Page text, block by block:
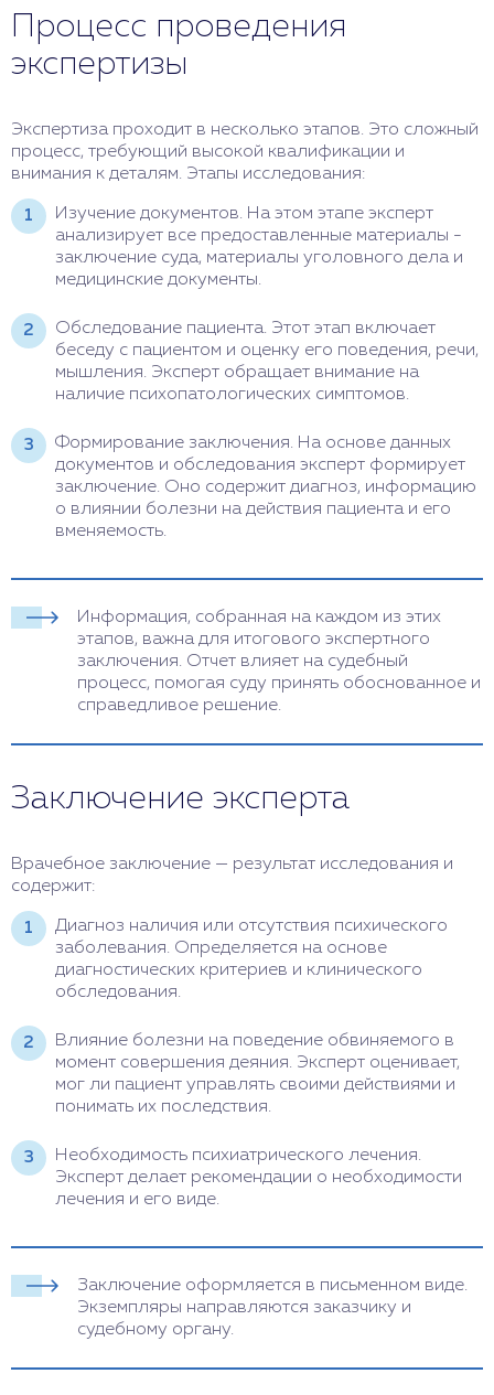
стандартизированные протоколы оценки, учет
клинической и медицинской информации,
использование актуальных классификационных
эксперта, а также соблюдение этических и
конфиденциальных норм. Это гарантирует
надежность и достоверность результатов.
Процесс проведения
экспертизы
Экспертиза проходит в несколько этапов. Это сложный
процесс, требующий высокой квалификации и
внимания к деталям. Этапы исследования:
Изучение документов. На этом этапе эксперт
анализирует все предоставленные материалы -
заключение суда, материалы уголовного дела и
медицинские документы.
Обследование пациента. Этот этап включает
беседу с пациентом и оценку его поведения, речи,
мышления. Эксперт обращает внимание на
наличие психопатологических симптомов.
Формирование заключения. На основе данных
документов и обследования эксперт формирует
заключение. Оно содержит диагноз, информацию
о влиянии болезни на действия пациента и его
вменяемость.
Информация, собранная на каждом из этих
этапов, важна для итогового экспертного
заключения. Отчет влияет на судебный
процесс, помогая суду принять обоснованное и
справедливое решение.
Заключение эксперта
Врачебное заключение — результат исследования и
содержит:
Диагноз наличия или отсутствия психического
заболевания. Определяется на основе
диагностических критериев и клинического
обследования.
Влияние болезни на поведение обвиняемого в
момент совершения деяния. Эксперт оценивает,
мог ли пациент управлять своими действиями и
понимать их последствия.
Необходимость психиатрического лечения.
Эксперт делает рекомендации о необходимости
лечения и его виде.
Заключение оформляется в письменном виде.
Экземпляры направляются заказчику и
судебному органу.